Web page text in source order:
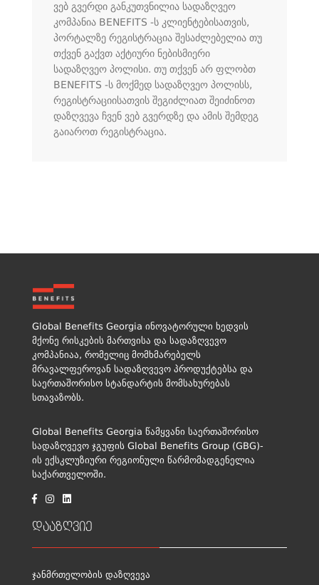
ვებ გვერდი განკუთვნილია სადაზღვეო
კომპანია BENEFITS -ს კლიენტებისათვის,
პორტალზე რეგისტრაცია შესაძლებელია თუ
თქვენ გაქვთ აქტიური ნებისმიერი
სადაზღვეო პოლისი. თუ თქვენ არ ფლობთ
BENEFITS -ს მოქმედ სადაზღვეო პოლისს,
რეგისტრაციისათვის შეგიძლიათ შეიძინოთ
დაზღვევა ჩვენ ვებ გვერდზე და ამის შემდეგ
გაიაროთ რეგისტრაცია.
Global Benefits Georgia ინოვატორული ხედვის
მქონე რისკების მართვისა და სადაზღვევო
კომპანიაა, რომელიც მომხმარებელს
მრავალფეროვან სადაზღვევო პროდუქტებსა და
საერთაშორისო სტანდარტის მომსახურებას
სთავაზობს.
Global Benefits Georgia წამყვანი საერთაშორისო
სადაზღვევო ჯგუფის Global Benefits Group (GBG)-
ის ექსკლუზიური რეგიონული წარმომადგენელია
საქართველოში.
დააზღვიე
ჯანმრთელობის დაზღვევა